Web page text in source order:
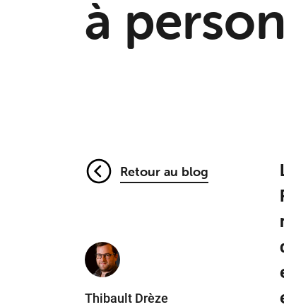
à
Retour au blog
Thibault Drèze